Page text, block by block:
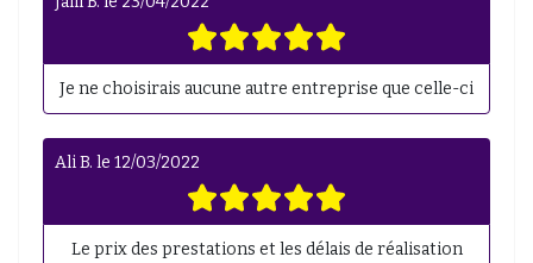
Je ne choisirais aucune autre entreprise que celle-ci
Ali B. le 12/03/2022
Le prix des prestations et les délais de réalisation